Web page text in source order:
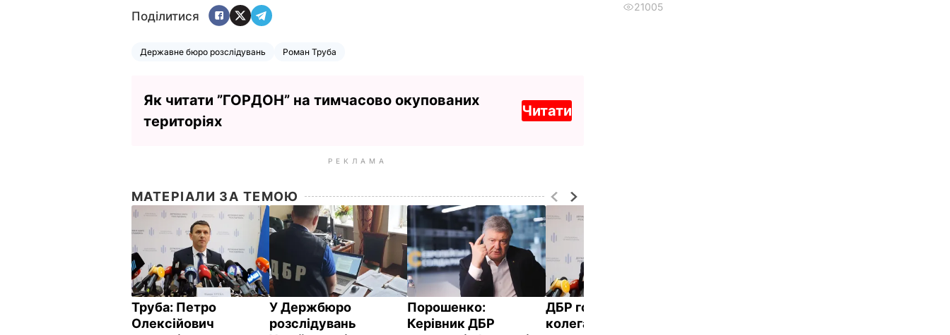
Поділитися
Державне бюро розслідувань Роман Труба
Як читати ”ГОРДОН” на тимчасово окупованих
територіях
Читати
РЕКЛАМА
МАТЕРІАЛИ ЗА ТЕМОЮ
Труба: Петро
Олексійович
У Держбюро
розслідувань
Порошенко:
Керівник ДБР
ДБР готове надати
колегам інформацію
21005